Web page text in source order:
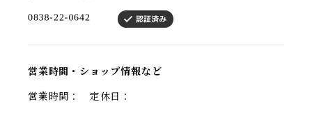
営業時間・ショップ情報など
営業時間： 定休日：